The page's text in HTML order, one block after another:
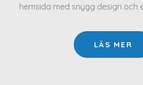
hemsida med snygg design och
LÄS MER